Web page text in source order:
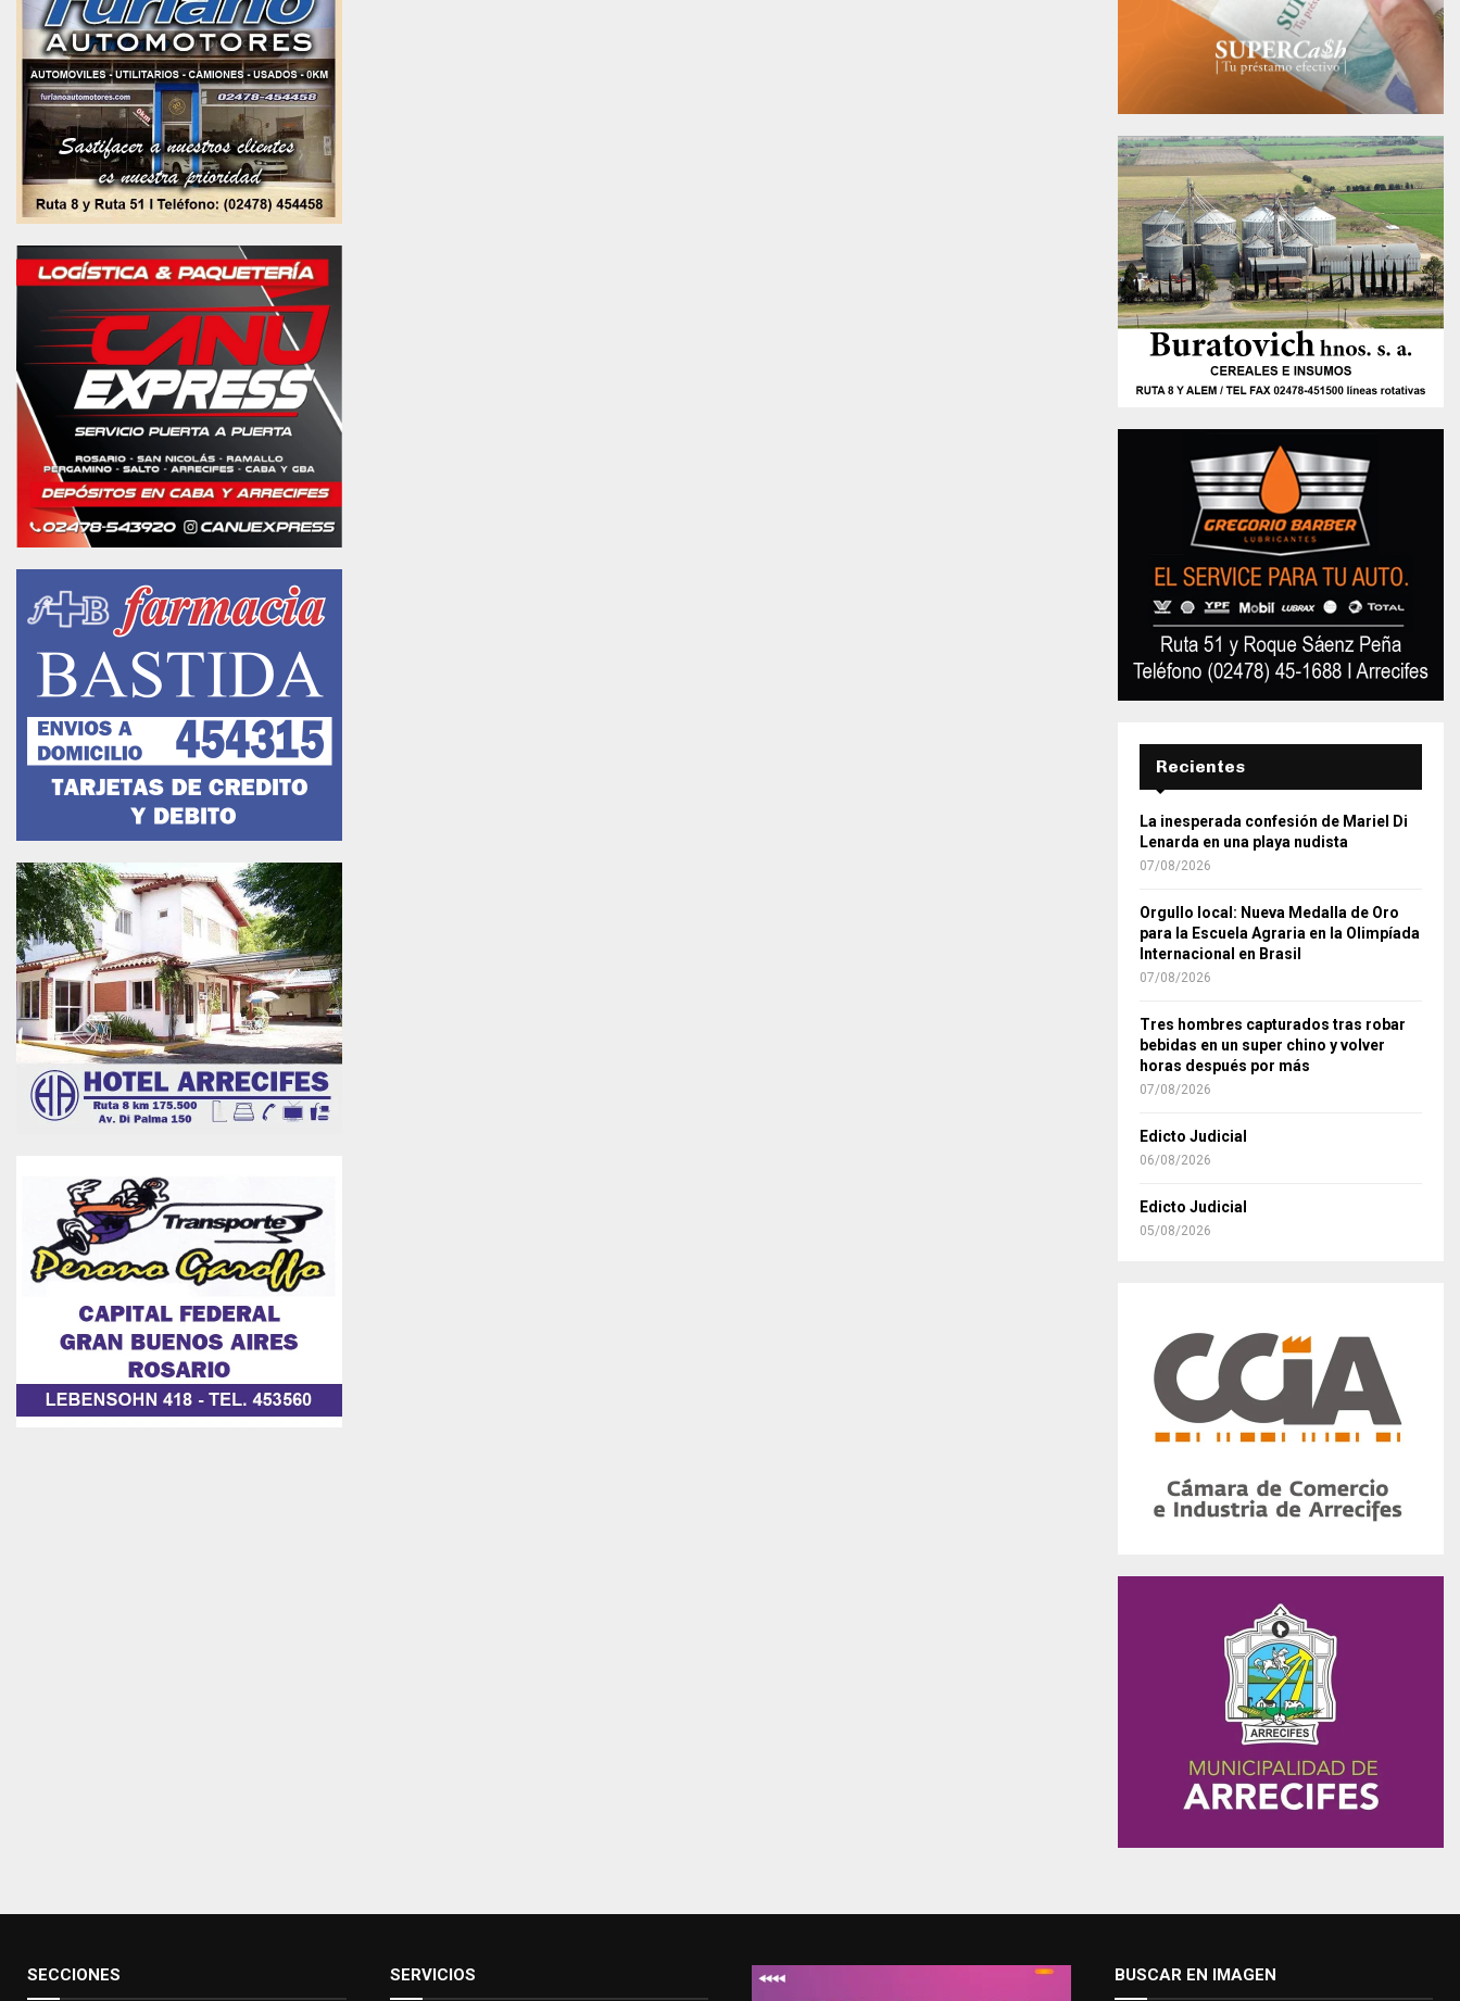
Recientes
La inesperada confesión de Mariel Di
Lenarda en una playa nudista
07/08/2026
Orgullo local: Nueva Medalla de Oro
para la Escuela Agraria en la Olimpíada
Internacional en Brasil
07/08/2026
Tres hombres capturados tras robar
bebidas en un super chino y volver
horas después por más
07/08/2026
Edicto Judicial
06/08/2026
Edicto Judicial
05/08/2026
SECCIONES SERVICIOS BUSCAR EN IMAGEN